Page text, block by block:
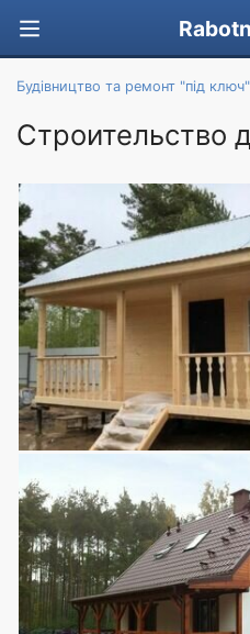
Будівництво та ремонт "під ключ"
Строительство